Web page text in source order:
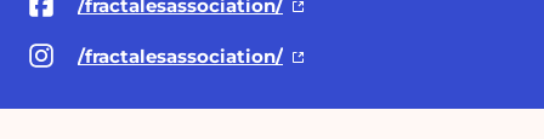
/fractalesassociation/
/fractalesassociation/